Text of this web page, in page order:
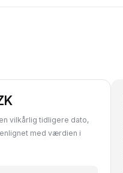
vilkårlig tidligere dato,
med værdien i